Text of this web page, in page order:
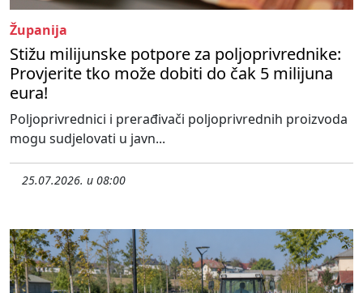
Županija
Stižu milijunske potpore za poljoprivrednike:
Provjerite tko može dobiti do čak 5 milijuna
eura!
Poljoprivrednici i prerađivači poljoprivrednih proizvoda
mogu sudjelovati u javn...
25.07.2026. u 08:00